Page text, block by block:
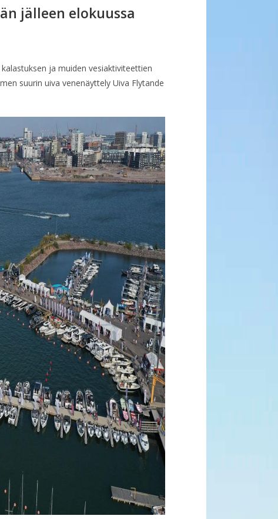
jälleen elokuussa
ja muiden vesiaktiviteettien
suurin uiva venenäyttely Uiva Flytande